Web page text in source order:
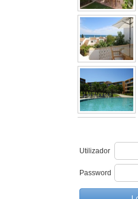
Utilizador
Password